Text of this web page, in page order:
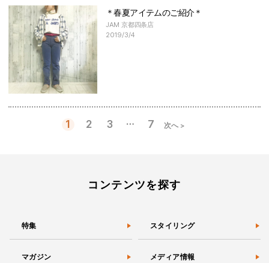
＊春夏アイテムのご紹介＊
JAM 京都四条店
2019/3/4
1 2 3 … 7 次へ >
コンテンツを探す
特集 スタイリング
マガジン メディア情報